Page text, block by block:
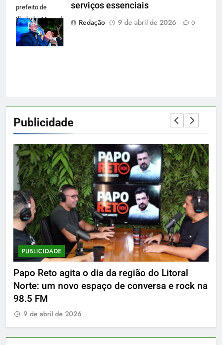
prefeito de
Ilhabela: Manoel
Marcos de
Jesus Ferreira
serviços essenciais
Redação
9 de abril de 2026 0
Publicidade
PUBLICIDADE
Papo Reto agita o dia da região do Litoral
Norte: um novo espaço de conversa e rock na
98.5 FM
9 de abril de 2026